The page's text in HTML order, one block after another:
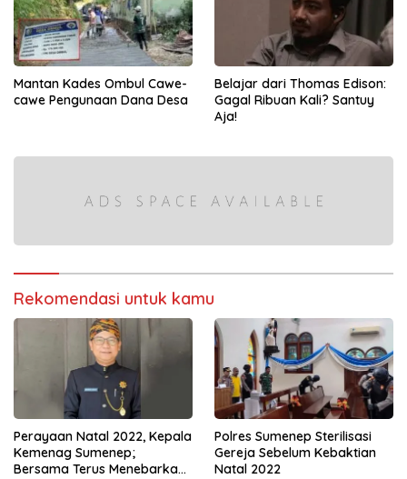
Mantan Kades Ombul Cawe-
cawe Pengunaan Dana Desa
Belajar dari Thomas Edison:
Gagal Ribuan Kali? Santuy
Aja!
Rekomendasi untuk kamu
Perayaan Natal 2022, Kepala
Kemenag Sumenep;
Bersama Terus Menebarkan
Polres Sumenep Sterilisasi
Gereja Sebelum Kebaktian
Natal 2022